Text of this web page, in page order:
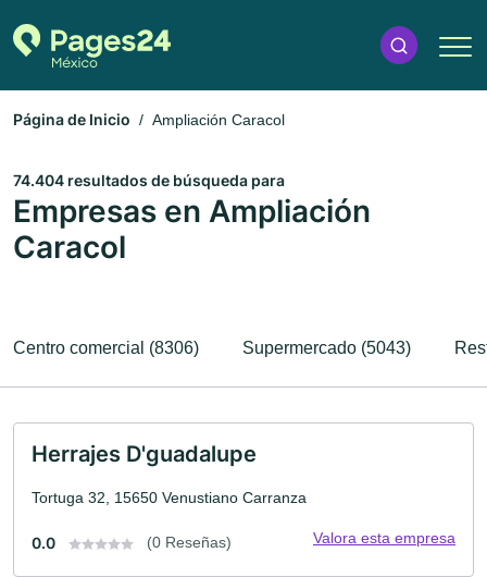
Página de Inicio Ampliación Caracol
74.404 resultados de búsqueda para
Empresas en Ampliación
Caracol
Centro comercial (8306) Supermercado (5043)
Herrajes D'guadalupe
Tortuga 32, 15650 Venustiano Carranza
0.0 (0 Reseñas) Valora esta empresa